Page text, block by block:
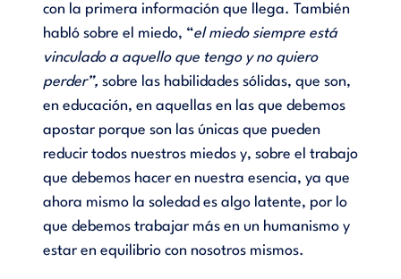
con la primera información que llega. También
habló sobre el miedo, “el miedo siempre está
vinculado a aquello que tengo y no quiero
perder”, sobre las habilidades sólidas, que son,
en educación, en aquellas en las que debemos
apostar porque son las únicas que pueden
reducir todos nuestros miedos y, sobre el trabajo
que debemos hacer en nuestra esencia, ya que
ahora mismo la soledad es algo latente, por lo
que debemos trabajar más en un humanismo y
estar en equilibrio con nosotros mismos.